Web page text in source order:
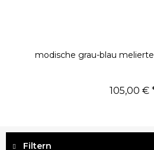
modische grau-blau melierte
105,00 €
Filtern